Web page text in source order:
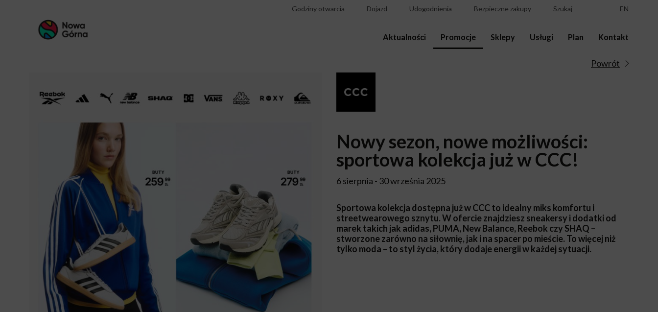
Godziny otwarcia Dojazd Udogodnienia Bezpieczne zakupy Szukaj EN
Aktualności Promocje Sklepy Usługi Plan Kontakt
Powrót
Nowy sezon, nowe możliwości:
sportowa kolekcja już w CCC!
6 sierpnia - 30 września 2025
Sportowa kolekcja dostępna już w CCC to idealny miks komfortu i
streetwearowego sznytu. W ofercie znajdziesz sneakersy i dodatki od
marek takich jak adidas, PUMA, New Balance, Reebok czy SHAQ –
stworzone zarówno na siłownię, jak i na spacer po mieście. To więcej niż
tylko moda – to styl życia, który dodaje energii w każdej sytuacji.